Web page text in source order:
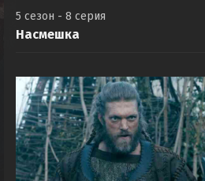
5 сезон - 8 серия
Насмешка